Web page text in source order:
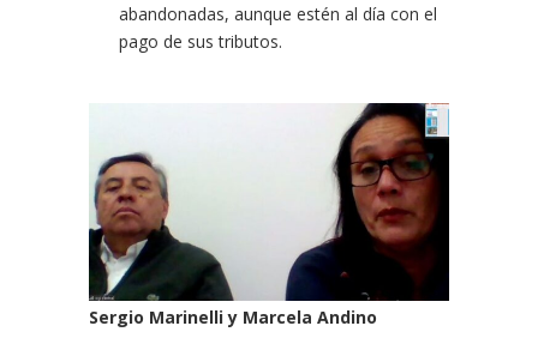
abandonadas, aunque estén al día con el
pago de sus tributos.
Sergio Marinelli y Marcela Andino